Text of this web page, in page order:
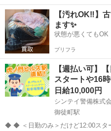
み） 3Eの他、2Eと5Eもございます。 品薄商品ですので、事前にお問
い合わせください。
東京 台東区 御徒町駅
【汚れOK‼️】
ます✨
状態が悪くてもOK
プリフラ
【週払い可】
スタートや16
日給10,000円
御徒町駅
◆ ◆ ＜日勤のみ＞だけど12:00スタートのゆったりシフトもあり！ 4